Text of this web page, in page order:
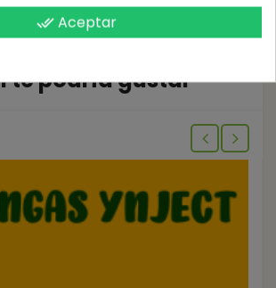
te podría gustar
done_all Aceptar